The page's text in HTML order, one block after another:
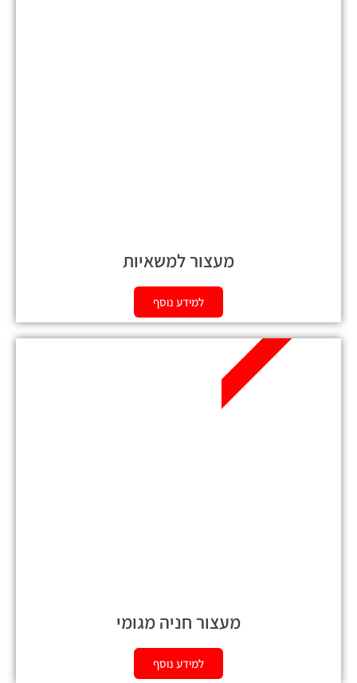
מעצור למשאיות
למידע נוסף
מעצור חניה מגומי
למידע נוסף
אזל מהמלאי